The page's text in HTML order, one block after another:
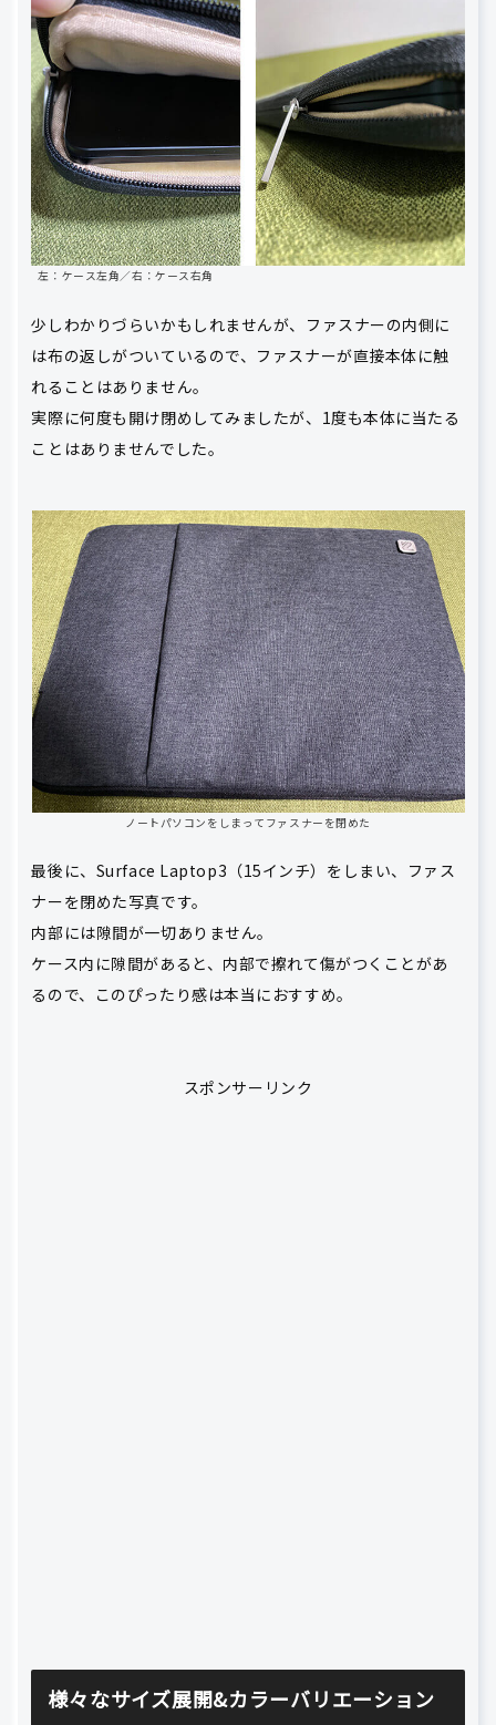
左：ケース左角／右：ケース右角
少しわかりづらいかもしれませんが、ファスナーの内側に
は布の返しがついているので、ファスナーが直接本体に触
れることはありません。
実際に何度も開け閉めしてみましたが、1度も本体に当たる
ことはありませんでした。
ノートパソコンをしまってファスナーを閉めた
最後に、Surface Laptop3（15インチ）をしまい、ファス
ナーを閉めた写真です。
内部には隙間が一切ありません。
ケース内に隙間があると、内部で擦れて傷がつくことがあ
るので、このぴったり感は本当におすすめ。
スポンサーリンク
様々なサイズ展開&カラーバリエーション